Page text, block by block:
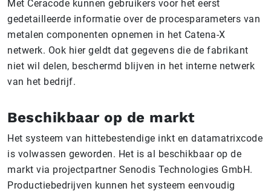
Met Ceracode kunnen gebruikers voor het eerst
gedetailleerde informatie over de procesparameters van
metalen componenten opnemen in het Catena-X
netwerk. Ook hier geldt dat gegevens die de fabrikant
niet wil delen, beschermd blijven in het interne netwerk
van het bedrijf.
Beschikbaar op de markt
Het systeem van hittebestendige inkt en datamatrixcode
is volwassen geworden. Het is al beschikbaar op de
markt via projectpartner Senodis Technologies GmbH.
Productiebedrijven kunnen het systeem eenvoudig